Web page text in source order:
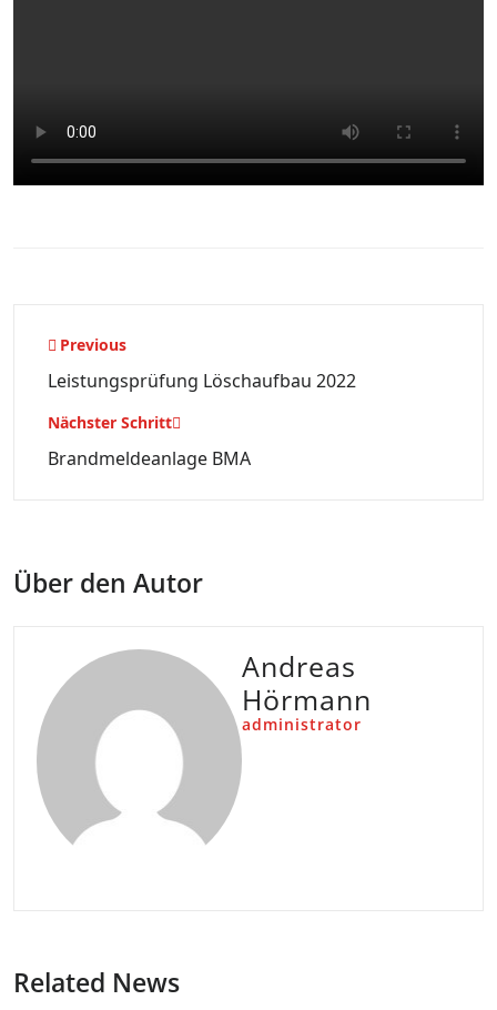
Beitragsnavigation
Previous
Leistungsprüfung Löschaufbau 2022
Nächster Schritt
Brandmeldeanlage BMA
Über den Autor
Andreas
Hörmann
administrator
Related News